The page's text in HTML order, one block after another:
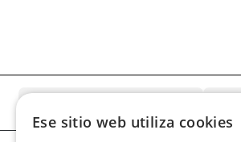
Ese sitio web utiliza cookies